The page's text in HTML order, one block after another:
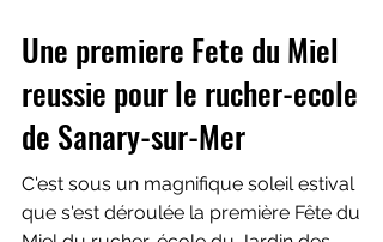
Une premiere Fete du Miel
reussie pour le rucher-ecole
de Sanary-sur-Mer